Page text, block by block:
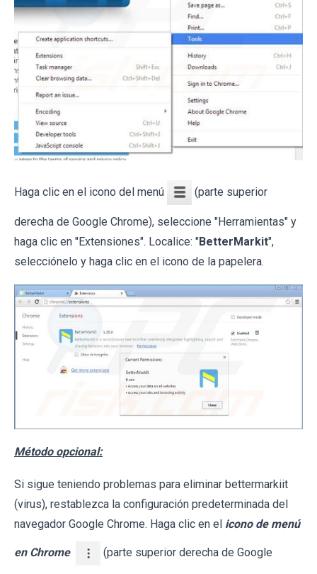
Haga clic en el icono del menú (parte superior
derecha de Google Chrome), seleccione "Herramientas" y
haga clic en "Extensiones". Localice: "BetterMarkit",
selecciónelo y haga clic en el icono de la papelera.
Método opcional:
Si sigue teniendo problemas para eliminar bettermarkiit
(virus), restablezca la configuración predeterminada del
navegador Google Chrome. Haga clic en el icono de menú
en Chrome (parte superior derecha de Google